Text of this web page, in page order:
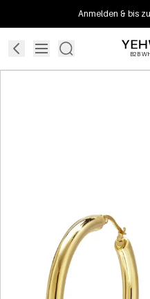
Anmelden & bis
B2B